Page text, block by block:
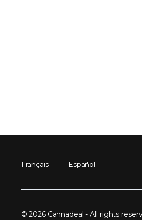
Français Español
© 2026 Cannadeal - All rights